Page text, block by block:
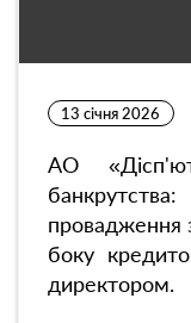
13 січня 2026
АО
провадження
боку
директором.